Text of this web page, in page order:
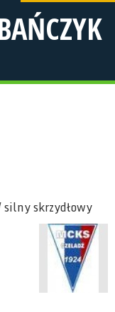
skrzydłowy